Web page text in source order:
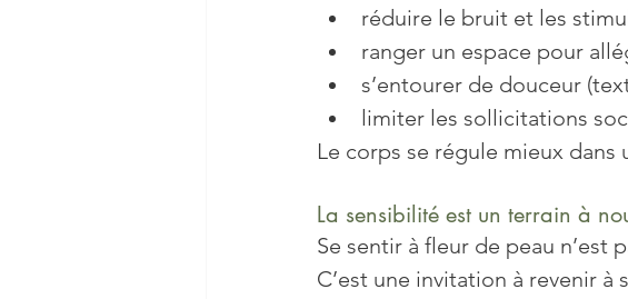
réduire le bruit et les
ranger un espace pour
s’entourer de douceur
limiter les sollicitations
Le corps se régule mieux dans
La sensibilité est un terrain à
Se sentir à fleur de peau n’est
C’est une invitation à revenir